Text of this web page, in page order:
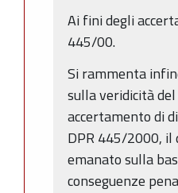
Ai fini degli
445/00.
Si rammenta
sulla veridicità
accertamento di
DPR 445/2000, il
emanato sulla
conseguenze